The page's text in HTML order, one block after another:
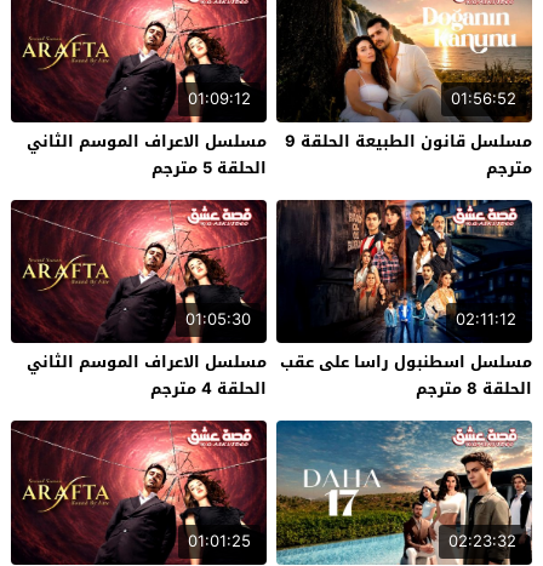
01:56:52
مسلسل قانون الطبيعة الحلقة 9
مترجم
01:09:12
مسلسل الاعراف الموسم الثاني
الحلقة 5 مترجم
02:11:12
مسلسل اسطنبول راسا على عقب
الحلقة 8 مترجم
01:05:30
مسلسل الاعراف الموسم الثاني
الحلقة 4 مترجم
02:23:32
01:01:25